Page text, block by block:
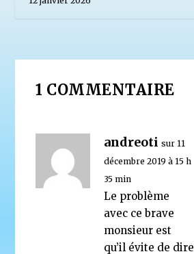
1 COMMENTAIRE
andreoti sur 11
décembre 2019 à 15 h
35 min
Le problème
avec ce brave
monsieur est
qu’il évite de dire